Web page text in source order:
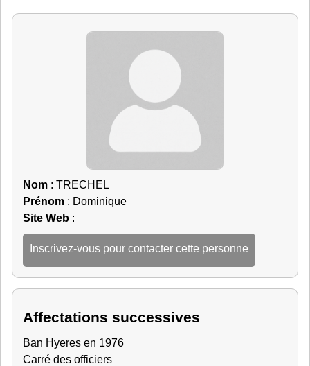
Nom : TRECHEL
Prénom : Dominique
Site Web :
Inscrivez-vous pour contacter cette personne
Affectations successives
Ban Hyeres en 1976
Carré des officiers